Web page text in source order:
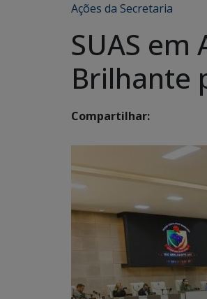
Ações da Secretaria
SUAS
Brilhante
Compartilhar: